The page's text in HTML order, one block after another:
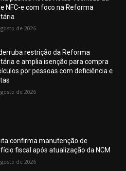
e NFC-e com foco na Reforma
de 2026
restrição da Reforma
e amplia isenção para compra
por pessoas com deficiência e
de 2026
confirma manutenção de
fiscal após atualização da NCM
de 2026